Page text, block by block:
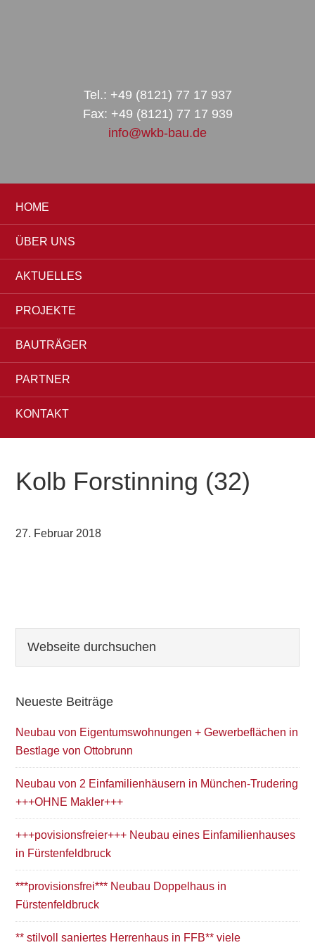
Tel.: +49 (8121) 77 17 937
Fax: +49 (8121) 77 17 939
info@wkb-bau.de
HOME
ÜBER UNS
AKTUELLES
PROJEKTE
BAUTRÄGER
PARTNER
KONTAKT
Kolb Forstinning (32)
27. Februar 2018
Seitenspalte
durchsuchen
Neueste Beiträge
Neubau von Eigentumswohnungen + Gewerbeflächen in
Bestlage von Ottobrunn
Neubau von 2 Einfamilienhäusern in München-Trudering
+++OHNE Makler+++
+++povisionsfreier+++ Neubau eines Einfamilienhauses
in Fürstenfeldbruck
***provisionsfrei*** Neubau Doppelhaus in
Fürstenfeldbruck
** stilvoll saniertes Herrenhaus in FFB** viele